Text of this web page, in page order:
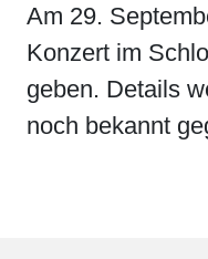
Am 29.
Konzert im
geben. Details
noch bekannt